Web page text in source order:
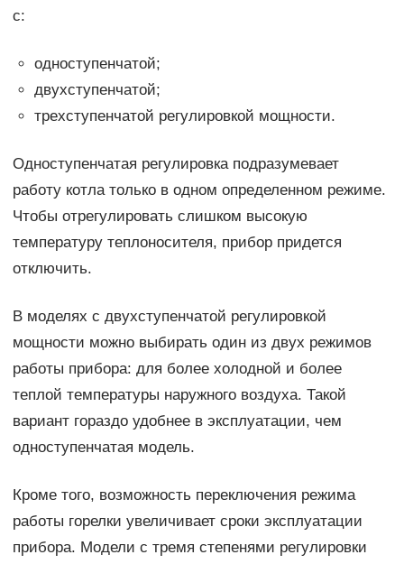
с:
одноступенчатой;
двухступенчатой;
трехступенчатой регулировкой мощности.
Одноступенчатая регулировка подразумевает
работу котла только в одном определенном режиме.
Чтобы отрегулировать слишком высокую
температуру теплоносителя, прибор придется
отключить.
В моделях с двухступенчатой регулировкой
мощности можно выбирать один из двух режимов
работы прибора: для более холодной и более
теплой температуры наружного воздуха. Такой
вариант гораздо удобнее в эксплуатации, чем
одноступенчатая модель.
Кроме того, возможность переключения режима
работы горелки увеличивает сроки эксплуатации
прибора. Модели с тремя степенями регулировки